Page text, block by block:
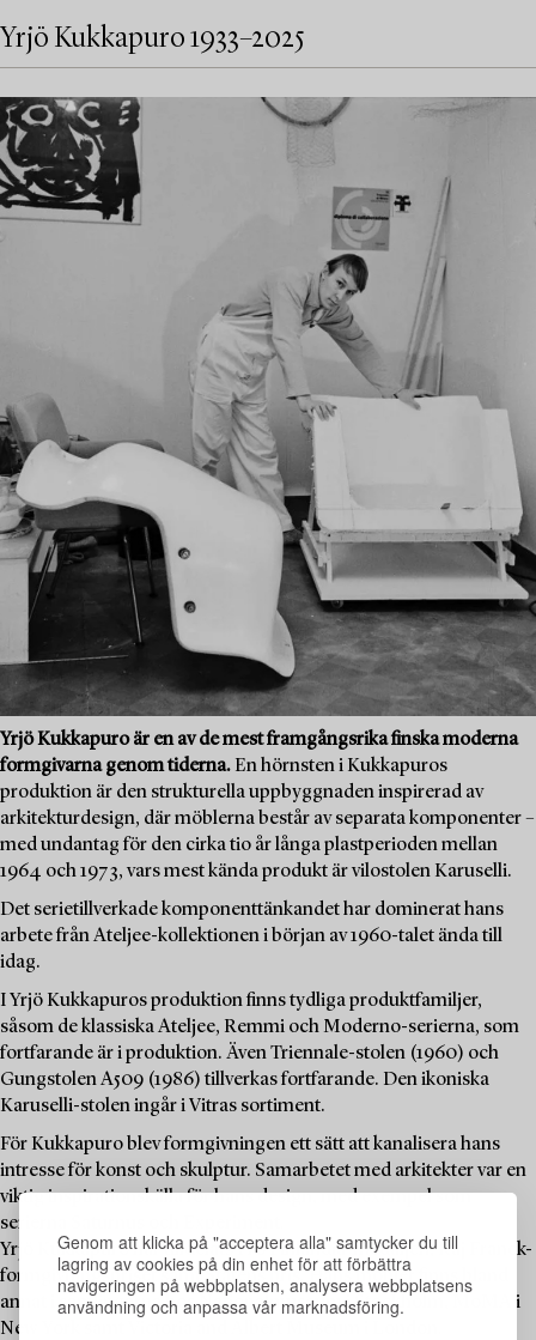
Genom att klicka på "acceptera alla" samtycker du till
lagring av cookies på din enhet för att förbättra
navigeringen på webbplatsen, analysera webbplatsens
användning och anpassa vår marknadsföring.
Yrjö Kukkapuro 1933–2025
Yrjö Kukkapuro är en av de mest framgångsrika finska moderna
formgivarna genom tiderna. En hörnsten i Kukkapuros
produktion är den strukturella uppbyggnaden inspirerad av
arkitekturdesign, där möblerna består av separata komponenter –
med undantag för den cirka tio år långa plastperioden mellan
1964 och 1973, vars mest kända produkt är vilostolen Karuselli.
Det serietillverkade komponenttänkandet har dominerat hans
arbete från Ateljee-kollektionen i början av 1960-talet ända till
idag.
I Yrjö Kukkapuros produktion finns tydliga produktfamiljer,
såsom de klassiska Ateljee, Remmi och Moderno-serierna, som
fortfarande är i produktion. Även Triennale-stolen (1960) och
Gungstolen A509 (1986) tillverkas fortfarande. Den ikoniska
Karuselli-stolen ingår i Vitras sortiment.
För Kukkapuro blev formgivningen ett sätt att kanalisera hans
intresse för konst och skulptur. Samarbetet med arkitekter var en
viktig inspirationskälla för hans design, med exempel som
serierna Saturnus och Experiment.
Yrjö Kukkapuro har tilldelats Pro Finlandia-medaljen, Kaj Franck-
formgivningspriset samt Statens pris. Hans möbler finns bland
annat i samlingarna hos Nationalmuseum i Stockholm, MoMA i
New York samt Victoria and Albert Museum i London.